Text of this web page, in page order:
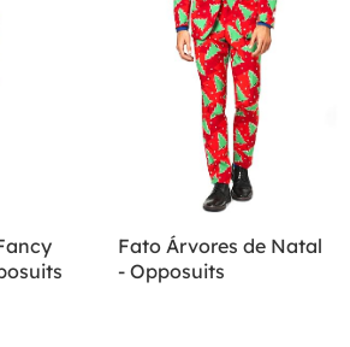
Fato Árvores de Natal
- Opposuits